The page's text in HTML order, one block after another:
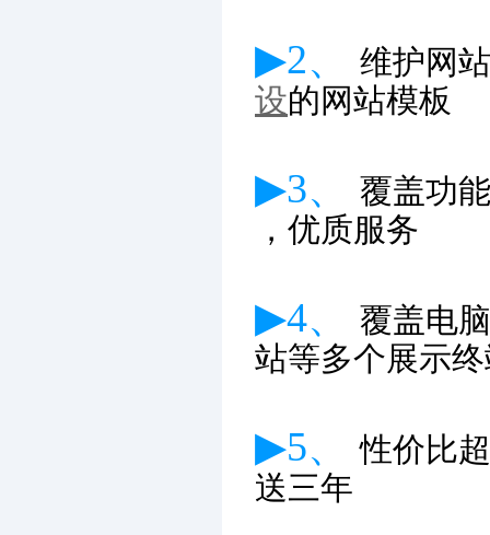
▶2、
维护网
设的网站模板
▶3、
覆盖功
，优质服务
▶4、
覆盖电
站等多个展示
▶5、性价比
送三年